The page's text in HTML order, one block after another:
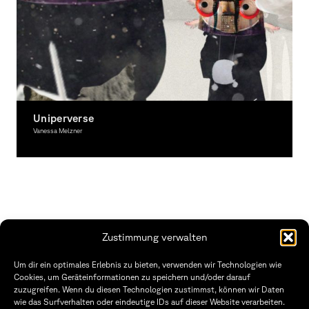
Zustimmung verwalten
Um dir ein optimales Erlebnis zu bieten, verwenden wir Technologien wie
Cookies, um Geräteinformationen zu speichern und/oder darauf
zuzugreifen. Wenn du diesen Technologien zustimmst, können wir Daten
wie das Surfverhalten oder eindeutige IDs auf dieser Website verarbeiten.
Uniperverse
Vanessa Melzner
Technische Hochschule
Würzburg-Schweinfurt
Sanderheinrichsleitenweg 20
Öffnungszeiten Dekanat
Montag – Freitag
8:30 – 12:00